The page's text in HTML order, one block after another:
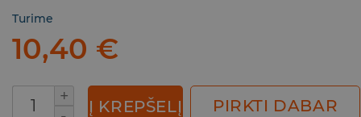
4.87
(viso
įvertinimų:
Turime
10,40 €
produkto kiekis: Curasept Biosmalto Caries
Į KREPŠELĮ PIRKTI DABAR